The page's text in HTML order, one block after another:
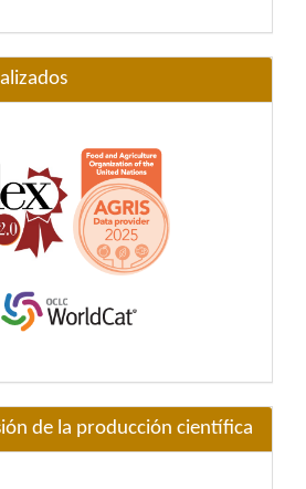
de la producción científica